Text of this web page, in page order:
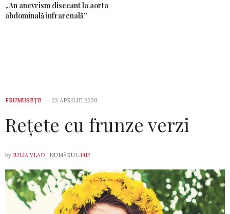
„An anevrism disecant la aorta
abdominală infrarenală”
FRUMUSEȚE 23 APRILIE 2020
Rețete cu frunze verzi
by IULIA VLAD , NUMĂRUL 1412